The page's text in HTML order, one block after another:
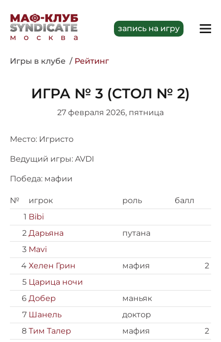
москва
запись на игру
Игры в клубе Рейтинг
ИГРА № 3 (СТОЛ № 2)
27 февраля 2026, пятница
Место: Игристо
Ведущий игры: AVDI
Победа: мафии
№ игрок роль
балл
1 Bibi
2 Дарьяна
путана
3 Mavi
4 Хелен Грин мафия
2
5 Царица ночи
6 Добер
маньяк
7 Шанель
доктор
8 Тим Талер мафия
2